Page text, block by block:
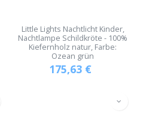
Little Lights Nachtlicht Kinder,
Nachtlampe Schildkröte - 100%
Kiefernholz natur, Farbe:
Ozean grün
175,63 €